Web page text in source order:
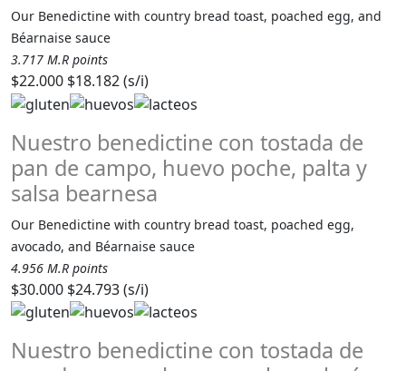
Our Benedictine with country bread toast, poached egg, and
Béarnaise sauce
3.717 M.R points
$22.000 $18.182 (s/i)
Nuestro benedictine con tostada de
pan de campo, huevo poche, palta y
salsa bearnesa
Our Benedictine with country bread toast, poached egg,
avocado, and Béarnaise sauce
4.956 M.R points
$30.000 $24.793 (s/i)
Nuestro benedictine con tostada de